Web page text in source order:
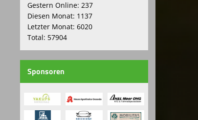
Gestern Online: 237
Diesen Monat: 1137
Letzter Monat: 6020
Total: 57904
Sponsoren